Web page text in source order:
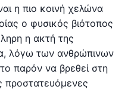
η πιο κοινή χελώνα
ο φυσικός βιότοπος
η ακτή της
λόγω των ανθρώπινων
παρόν να βρεθεί στη
προστατευόμενες